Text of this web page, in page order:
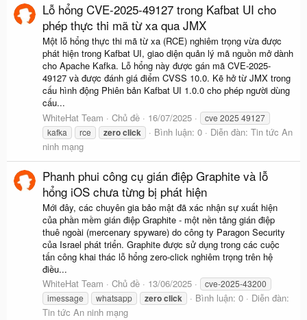
Lỗ hổng CVE-2025-49127 trong Kafbat UI cho
phép thực thi mã từ xa qua JMX
Một lỗ hổng thực thi mã từ xa (RCE) nghiêm trọng vừa được
phát hiện trong Kafbat UI, giao diện quản lý mã nguồn mở dành
cho Apache Kafka. Lỗ hổng này được gán mã CVE-2025-
49127 và được đánh giá điểm CVSS 10.0. Kẽ hở từ JMX trong
cấu hình động Phiên bản Kafbat UI 1.0.0 cho phép người dùng
cấu...
WhiteHat Team
Chủ đề 16/07/2025
cve 2025 49127
kafka
rce zeroclick Bình luận: 0 Diễn đàn: Tin tức An
ninh mạng
Phanh phui công cụ gián điệp Graphite và lỗ
hổng iOS chưa từng bị phát hiện
Mới đây, các chuyên gia bảo mật đã xác nhận sự xuất hiện
của phần mềm gián điệp Graphite - một nền tảng gián điệp
thuê ngoài (mercenary spyware) do công ty Paragon Security
của Israel phát triển. Graphite được sử dụng trong các cuộc
tấn công khai thác lỗ hổng zero-click nghiêm trọng trên hệ
điều...
WhiteHat Team
Chủ đề 13/06/2025
cve-2025-43200
imessage
whatsapp zeroclick Bình luận: 0
Diễn đàn:
Tin tức An ninh mạng